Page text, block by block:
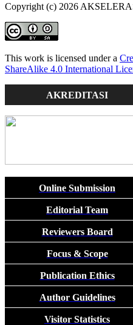
Copyright (c) 2026
This work is licensed under a
ShareAlike 4.0 International
AKREDITASI
Online Submission
Editorial Team
Reviewers Board
Focus & Scope
Publication Ethics
Author Guidelines
Visitor Statistics